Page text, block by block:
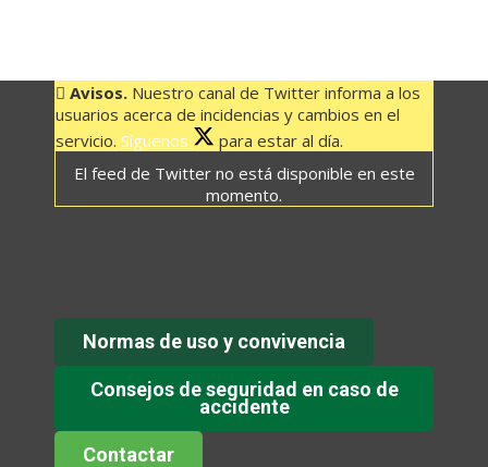
Avisos. Nuestro canal de Twitter informa a los
usuarios acerca de incidencias y cambios en el
servicio. Síguenos
para estar al día.
El feed de Twitter no está disponible en este
momento.
Normas de uso y convivencia
Consejos de seguridad en caso de
accidente
Contactar